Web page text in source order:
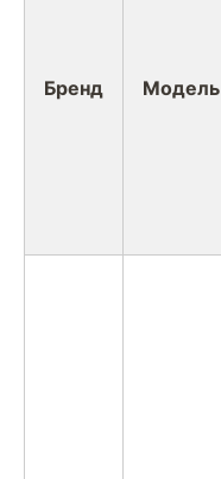
Бренд Модель